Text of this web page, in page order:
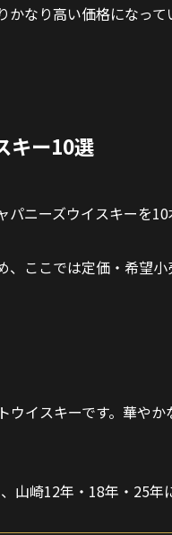
かなり高い価格になっ
キー10選
ニーズウイスキーを10
ここでは定価・希望
ウイスキーです。華や
山崎12年・18年・25年